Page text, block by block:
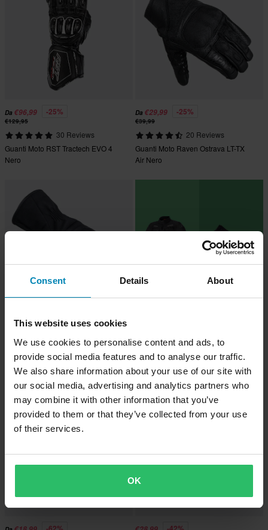
Consent Details About
This website uses cookies
We use cookies to personalise content and ads, to
provide social media features and to analyse our traffic.
We also share information about your use of our site with
our social media, advertising and analytics partners who
may combine it with other information that you’ve
provided to them or that they’ve collected from your use
of their services.
OK
Da €96,99 -25%
€129,95
30 Reviews
Guanti Moto RST Tractech EVO 4
Nero
Da €29,99 -25%
€39,99
20 Reviews
Guanti Moto Raven Ostrava LT-TX
Air Nero
Da€25,99 -35%
25 Reviews
Guanti Moto Raven Rila Softshell
WP Nero
Giacca Da Moto Alpinestars Bogota
Pro Drystar + Guanti SMX-2 V1 Air
Prezzo pazzesco!